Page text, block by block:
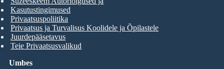
Umbes
Kasutustingimused
Privaatsuspoliitika
Privaatsus ja Turvalisus Koolidele ja Õpilastele
Juurdepääsetavus
Teie Privaatsusvalikud